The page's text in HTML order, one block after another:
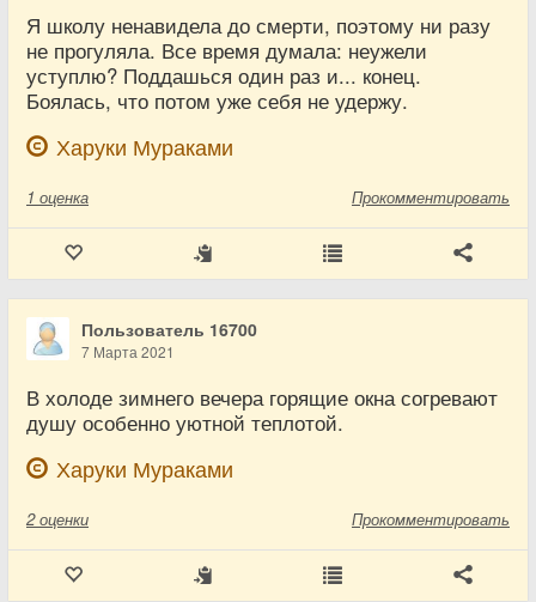
Я школу ненавидела до смерти, поэтому ни разу
не прогуляла. Все время думала: неужели
уступлю? Поддашься один раз и... конец.
Боялась, что потом уже себя не удержу.
Харуки Мураками
1 оценка Прокомментировать
Пользователь 16700
7 Марта 2021
В холоде зимнего вечера горящие окна согревают
душу особенно уютной теплотой.
Харуки Мураками
2 оценки Прокомментировать